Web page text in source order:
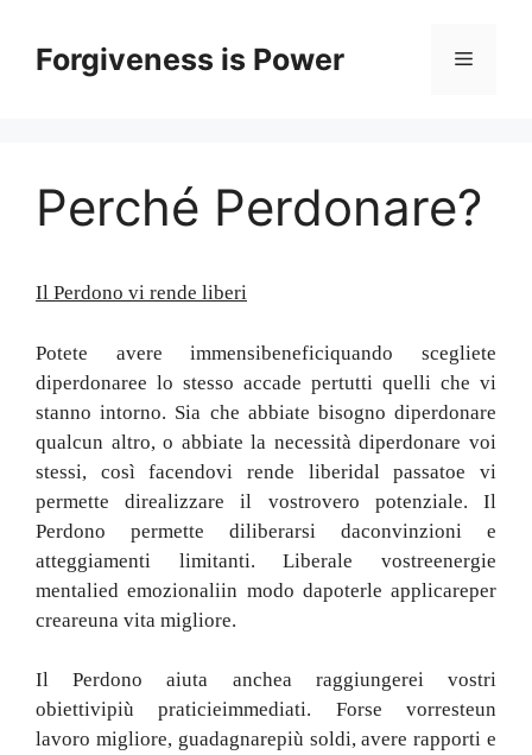
contentForgiveness is Power Menu
Perché Perdonare?
Il Perdono vi rende liberi
Potete avere immensibeneficiquando scegliete
diperdonaree lo stesso accade pertutti quelli che vi
stanno intorno. Sia che abbiate bisogno diperdonare
qualcun altro,o abbiate la necessità diperdonare voi
stessi, così facendovi rende liberidal passatoe vi
permette direalizzare il vostrovero potenziale.Il
Perdono permette diliberarsi daconvinzioni e
atteggiamenti limitanti.Liberale vostreenergie
mentalied emozionaliin modo dapoterle applicareper
creareuna vita migliore.
Il Perdono aiuta anchea raggiungerei vostri
obiettivipiù praticieimmediati. Forse vorresteun
lavoro migliore, guadagnarepiù soldi,avere rapporti e